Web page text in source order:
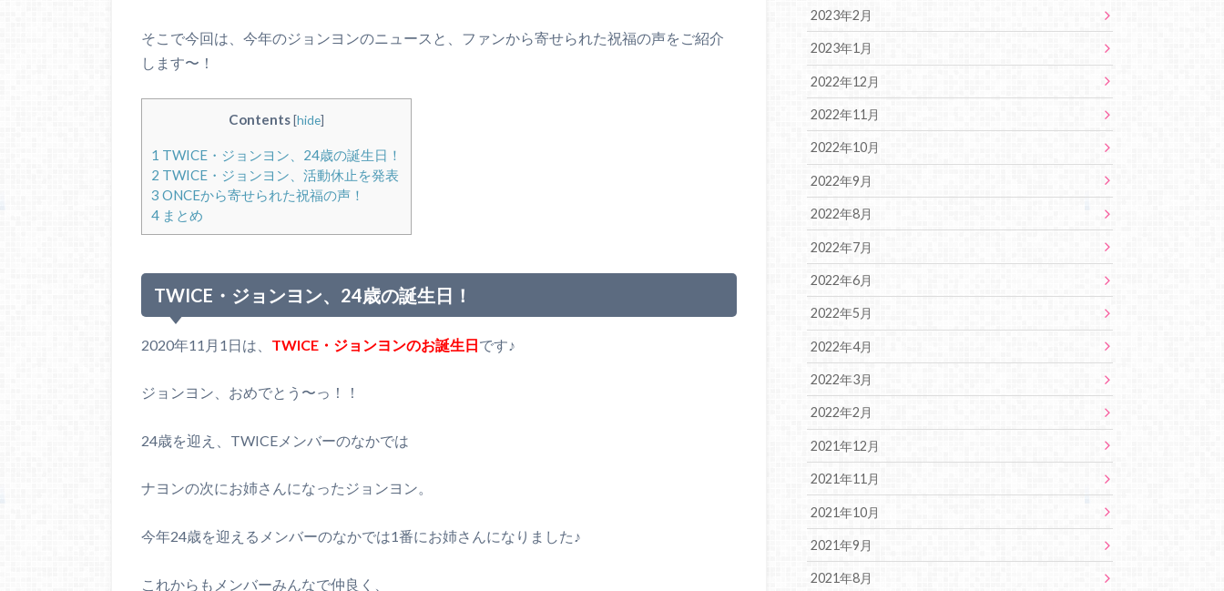
そこで今回は、今年のジョンヨンのニュースと、ファンから寄せられた祝福の声をご紹介
します〜！
Contents[hide]
1 TWICE・ジョンヨン、24歳の誕生日！
2 TWICE・ジョンヨン、活動休止を発表
3 ONCEから寄せられた祝福の声！
4 まとめ
TWICE・ジョンヨン、24歳の誕生日！
2020年11月1日は、 TWICE・ジョンヨンのお誕生日です♪
ジョンヨン、おめでとう〜っ！！
24歳を迎え、TWICEメンバーのなかでは
ナヨンの次にお姉さんになったジョンヨン。
今年24歳を迎えるメンバーのなかでは1番にお姉さんになりました♪
これからもメンバーみんなで仲良く、
2023年2月
2023年1月
2022年12月
2022年11月
2022年10月
2022年9月
2022年8月
2022年7月
2022年6月
2022年5月
2022年4月
2022年3月
2022年2月
2021年12月
2021年11月
2021年10月
2021年9月
2021年8月